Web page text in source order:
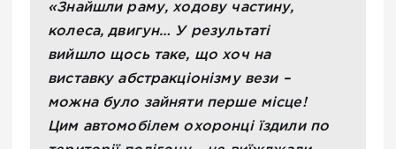
«Знайшли раму, ходову частину,
колеса, двигун… У результаті
вийшло щось таке, що хоч на
виставку абстракціонізму вези –
можна було зайняти перше місце!
Цим автомобілем охоронці їздили по